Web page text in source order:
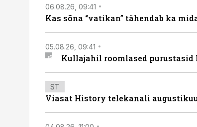
06.08.26, 09:41
Kas sõna “vatikan” tähendab ka
05.08.26, 09:41
Kullajahil roomlased purustasid
ST
Viasat History telekanali